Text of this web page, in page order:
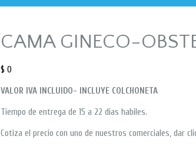
CAMA GINECO-
$ 0
VALOR IVA INCLUIDO- INCLUYE COLCHONETA
Tiempo de entrega de 15 a 22 dias habiles.
Cotiza el precio con uno de nuestros comerciales, dar